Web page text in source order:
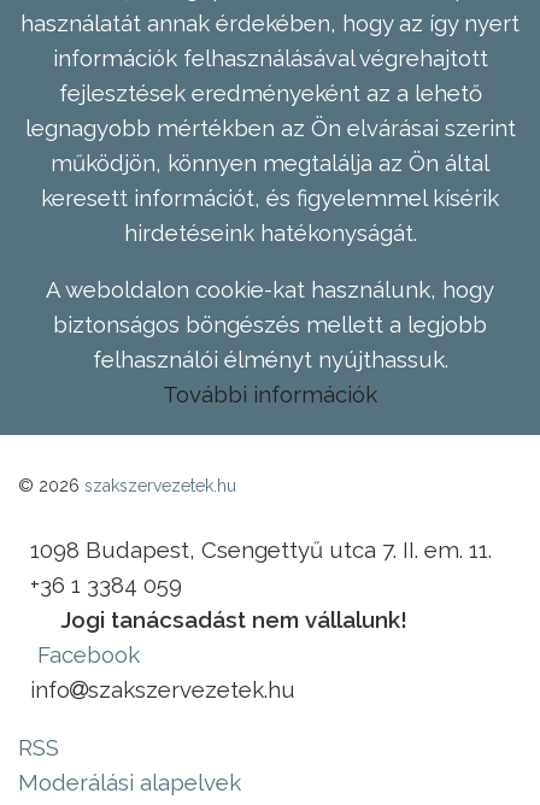
használatát annak érdekében, hogy az így nyert
információk felhasználásával végrehajtott
fejlesztések eredményeként az a lehető
legnagyobb mértékben az Ön elvárásai szerint
működjön, könnyen megtalálja az Ön által
keresett információt, és figyelemmel kísérik
hirdetéseink hatékonyságát.
A weboldalon cookie-kat használunk, hogy
biztonságos böngészés mellett a legjobb
felhasználói élményt nyújthassuk.
További információk
© 2026 szakszervezetek.hu
1098 Budapest, Csengettyű utca 7. II. em. 11.
+36 1 3384 059
Jogi tanácsadást nem vállalunk!
Facebook
info
szakszervezetek.hu
RSS
Moderálási alapelvek